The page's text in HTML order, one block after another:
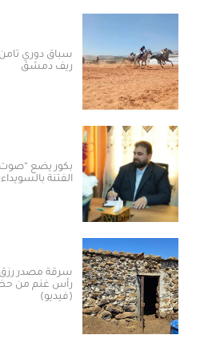
سباق دوري ثامن للخيول
ريف دمشق
بكور يضع “صوت العقل” في
الفتنة بالسويداء
رأس غنم من حظيرة في ريف
(فيديو)